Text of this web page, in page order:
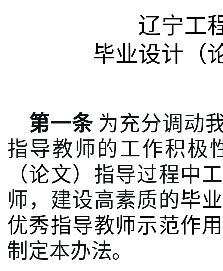
辽宁工
毕业设计（
第一条 为充分调动
指导教师的工作积极
（论文） 指导过程中
师，建设高素质的毕
优秀指导教师示范作
制定本办法。